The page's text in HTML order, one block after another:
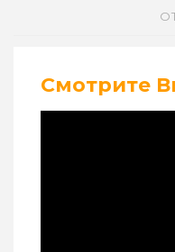
Смотрите